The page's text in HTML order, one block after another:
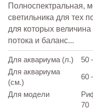
Полноспектральная,
светильника для тех
для которых величина
потока и баланс...
Для аквариума (л.)
50
Для аквариума
(см.)
60
Для модели
70